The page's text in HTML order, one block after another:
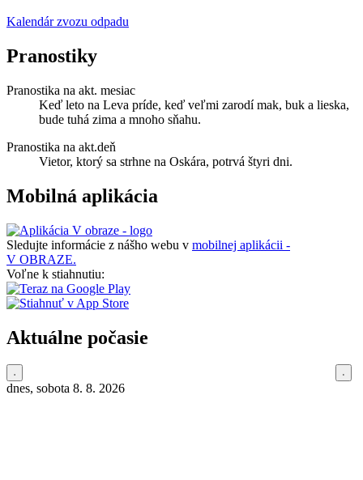
Kalendár zvozu odpadu
Pranostiky
Pranostika na akt. mesiac
Keď leto na Leva príde, keď veľmi zarodí mak, buk a lieska,
bude tuhá zima a mnoho sňahu.
Pranostika na akt.deň
Vietor, ktorý sa strhne na Oskára, potrvá štyri dni.
Mobilná aplikácia
Sledujte informácie z nášho webu v mobilnej aplikácii -
V OBRAZE.
Voľne k stiahnutiu:
Aktuálne počasie
dnes, sobota 8. 8. 2026